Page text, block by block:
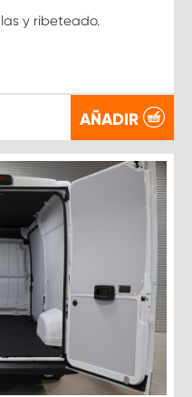
y ribeteado.
AÑADIR